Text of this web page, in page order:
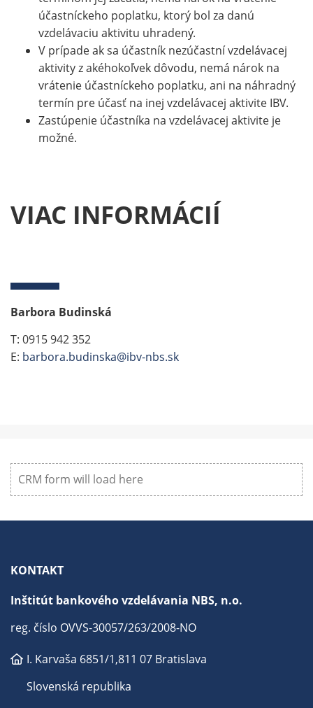
účastníckeho poplatku, ktorý bol za danú
vzdelávaciu aktivitu uhradený.
V prípade ak sa účastník nezúčastní vzdelávacej
aktivity z akéhokoľvek dôvodu, nemá nárok na
vrátenie účastníckeho poplatku, ani na náhradný
termín pre účasť na inej vzdelávacej aktivite IBV.
Zastúpenie účastníka na vzdelávacej aktivite je
možné.
VIAC INFORMÁCIÍ
Barbora Budinská
T: 0915 942 352
E: barbora.budinska@ibv-nbs.sk
CRM form will load here
KONTAKT
Inštitút bankového vzdelávania NBS, n.o.
reg. číslo OVVS-30057/263/2008-NO
I. Karvaša 6851/1,811 07 Bratislava
Slovenská republika